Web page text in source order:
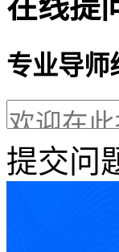
在线提
专业导师
提交问